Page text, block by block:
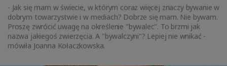
- Jak się mam w świecie, w którym coraz więcej znaczy bywanie w
dobrym towarzystwie i w mediach? Dobrze się mam. Nie bywam.
Proszę zwrócić uwagę na określenie "bywalec". To brzmi jak
nazwa jakiegoś zwierzęcia. A "bywalczyni"? Lepiej nie wnikać -
mówiła Joanna Kołaczkowska.